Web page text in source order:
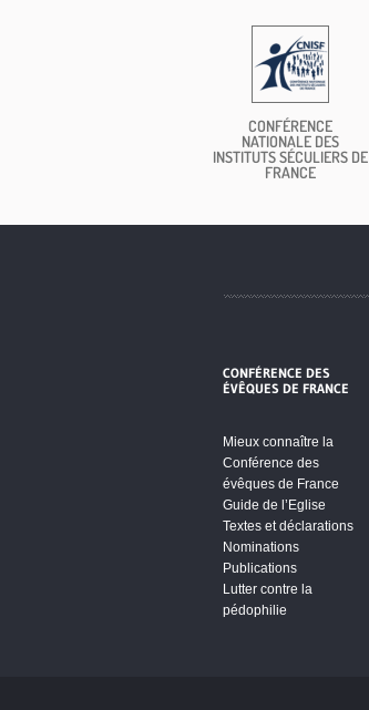
CONFÉRENCE
NATIONALE DES
INSTITUTS SÉCULIERS DE
FRANCE
CONFÉRENCE DES
ÉVÊQUES DE FRANCE
Mieux connaître la
Conférence des
évêques de France
Guide de l’Eglise
Textes et déclarations
Nominations
Publications
Lutter contre la
pédophilie